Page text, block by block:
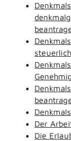
Der
Die